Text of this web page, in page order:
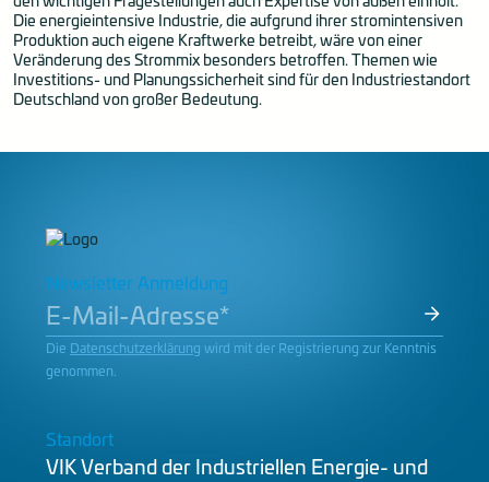
Die energieintensive Industrie, die aufgrund ihrer stromintensiven
Produktion auch eigene Kraftwerke betreibt, wäre von einer
Veränderung des Strommix besonders betroffen. Themen wie
Investitions- und Planungssicherheit sind für den Industriestandort
Deutschland von großer Bedeutung.
Newsletter Anmeldung
Die Datenschutzerklärung wird mit der Registrierung zur Kenntnis
genommen.
Standort
VIK Verband der Industriellen Energie- und